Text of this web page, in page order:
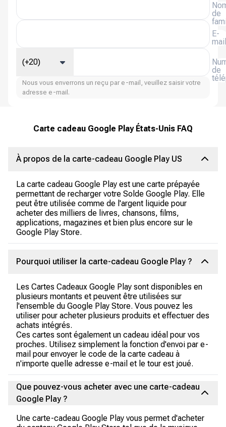
de
E-
mail
de
(+20)
Nous vous enverrons un reçu par e-mail, veuillez saisir votre
adresse e-mail.
Carte cadeau Google Play États-Unis FAQ
À propos de la carte-cadeau Google Play US
La carte cadeau Google Play est une carte prépayée
permettant de recharger votre Solde Google Play. Elle
peut être utilisée comme de l'argent liquide pour
acheter des milliers de livres, chansons, films,
applications, magazines et bien plus encore sur le
Google Play Store.
Pourquoi utiliser la carte-cadeau Google Play ?
Les Cartes Cadeaux Google Play sont disponibles en
plusieurs montants et peuvent être utilisées sur
l'ensemble du Google Play Store. Vous pouvez les
utiliser pour acheter plusieurs produits et effectuer des
achats intégrés.
Ces cartes sont également un cadeau idéal pour vos
proches. Utilisez simplement la fonction d'envoi par e-
mail pour envoyer le code de la carte cadeau à
n'importe quelle adresse e-mail et le tour est joué.
Que pouvez-vous acheter avec une carte-cadeau
Google Play ?
Une carte-cadeau Google Play vous permet d'acheter